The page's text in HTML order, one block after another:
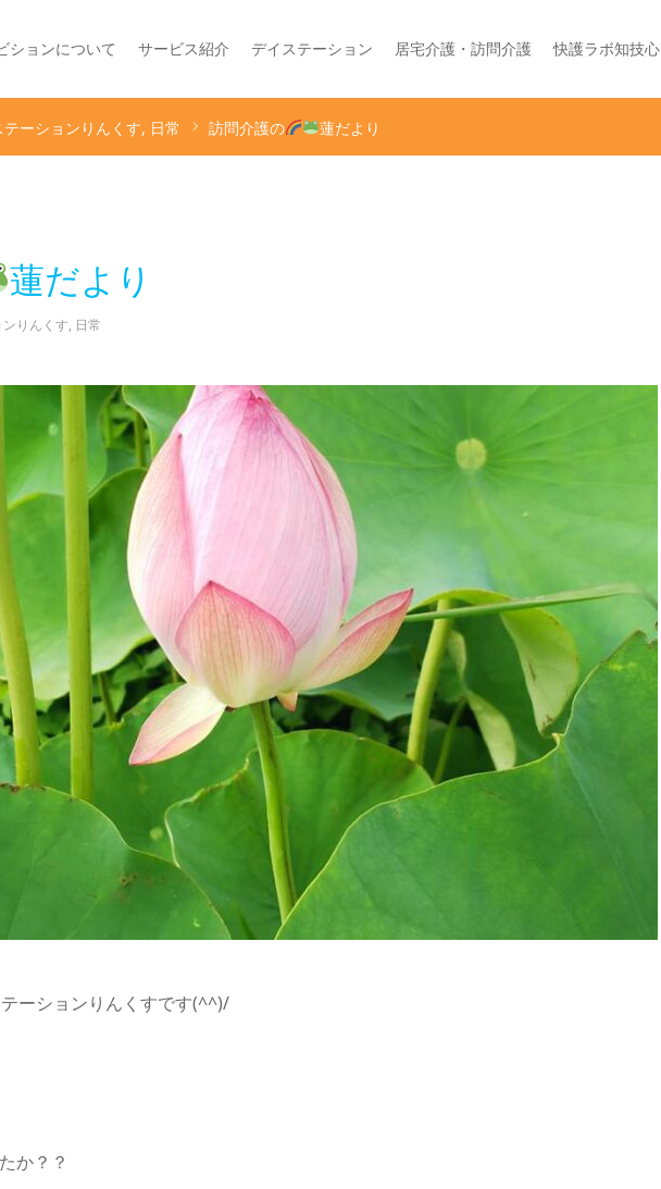
ションについて サービス紹介 デイステーション 居宅介護・訪問介護 快護ラボ知技心
ーションりんくす 日常 訪問介護の 蓮だより
蓮だより
りんくす, 日常
ーションりんくすです(^^)/
か？？